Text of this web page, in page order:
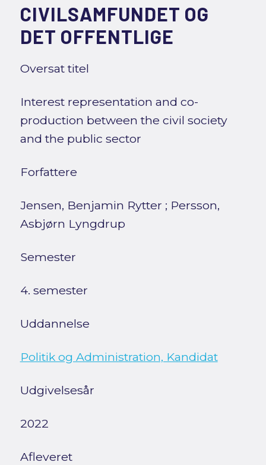
CIVILSAMFUNDET OG
DET OFFENTLIGE
Oversat titel
Interest representation and co-
production between the civil society
and the public sector
Forfattere
Jensen, Benjamin Rytter ; Persson,
Asbjørn Lyngdrup
Semester
4. semester
Uddannelse
Politik og Administration, Kandidat
Udgivelsesår
2022
Afleveret